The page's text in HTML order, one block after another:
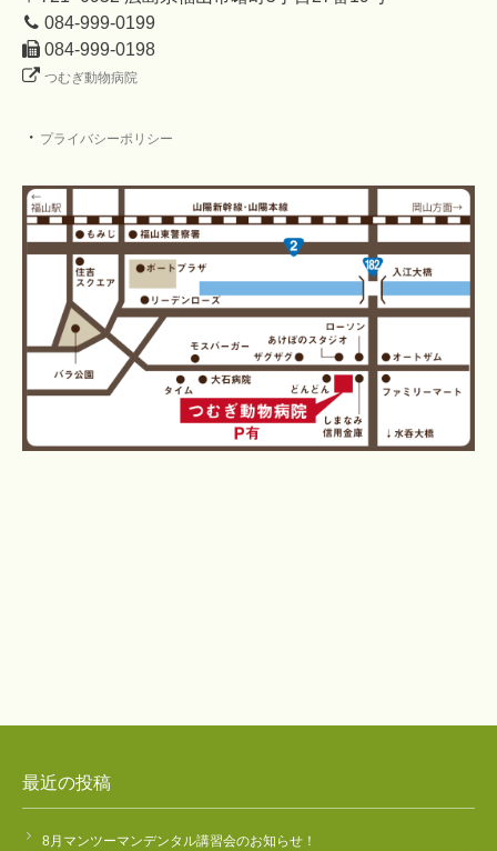
084-999-0199
084-999-0198
つむぎ動物病院
・ プライバシーポリシー
最近の投稿
8月マンツーマンデンタル講習会のお知らせ！